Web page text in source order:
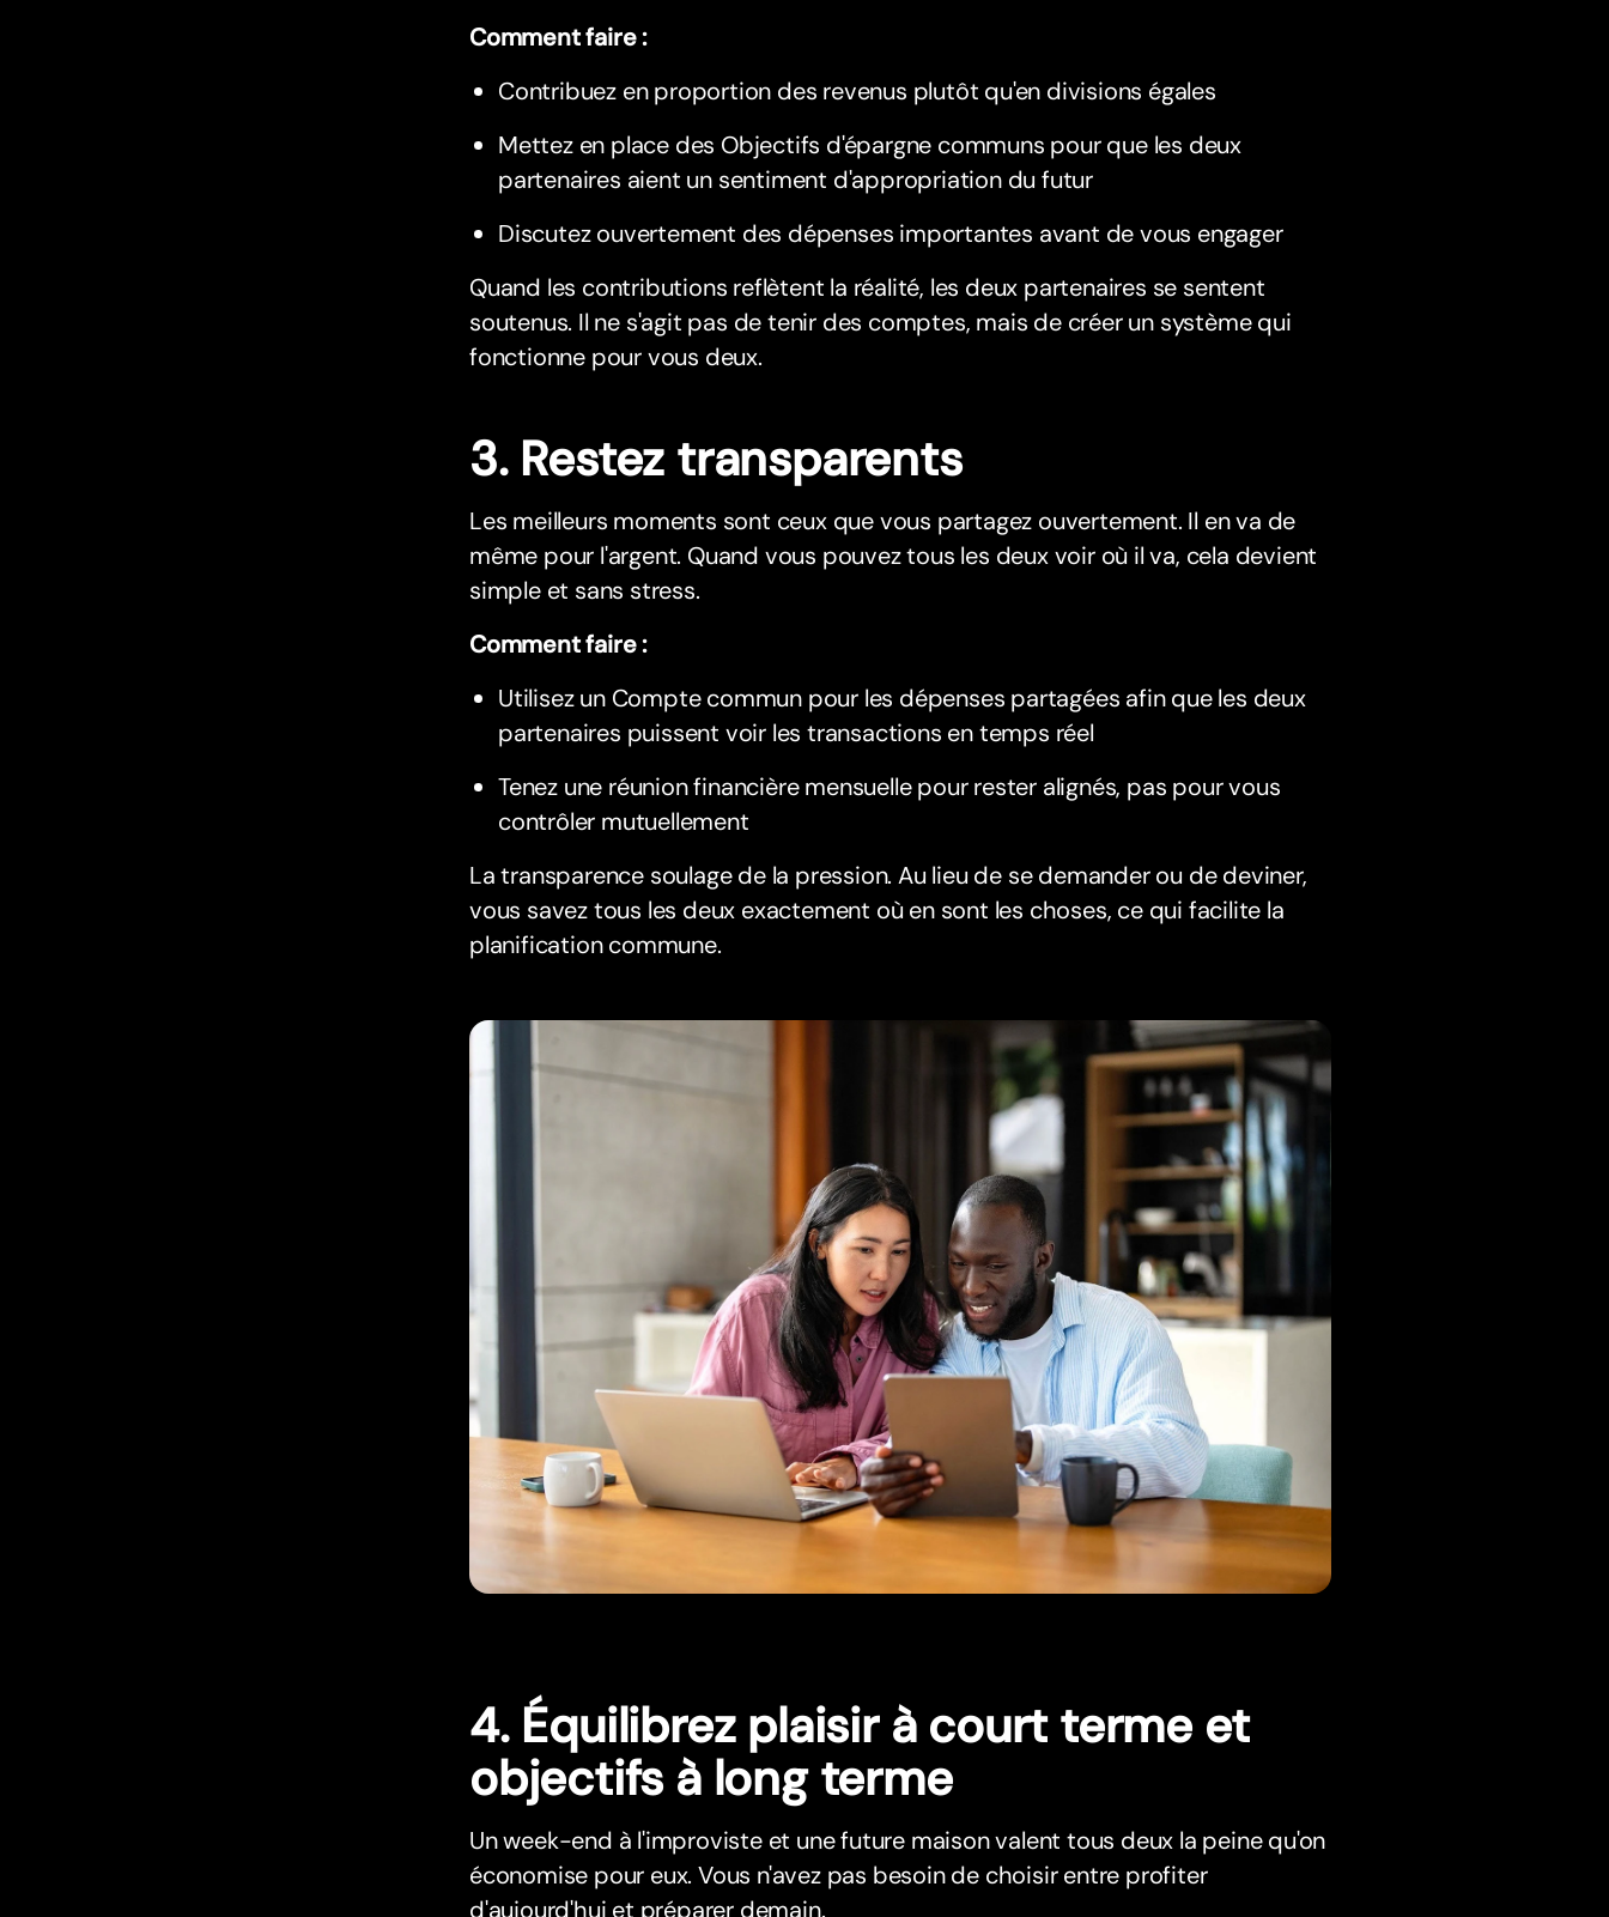
Comment faire :
Contribuez en proportion des revenus plutôt qu'en divisions égales
Mettez en place des Objectifs d'épargne communs pour que les deux
partenaires aient un sentiment d'appropriation du futur
Discutez ouvertement des dépenses importantes avant de vous engager
Quand les contributions reflètent la réalité, les deux partenaires se sentent
soutenus. Il ne s'agit pas de tenir des comptes, mais de créer un système qui
fonctionne pour vous deux.
3. Restez transparents
Les meilleurs moments sont ceux que vous partagez ouvertement. Il en va de
même pour l'argent. Quand vous pouvez tous les deux voir où il va, cela devient
simple et sans stress.
Comment faire :
Utilisez un Compte commun pour les dépenses partagées afin que les deux
partenaires puissent voir les transactions en temps réel
Tenez une réunion financière mensuelle pour rester alignés, pas pour vous
contrôler mutuellement
La transparence soulage de la pression. Au lieu de se demander ou de deviner,
vous savez tous les deux exactement où en sont les choses, ce qui facilite la
planification commune.
4. Équilibrez plaisir à court terme et
objectifs à long terme
Un week-end à l'improviste et une future maison valent tous deux la peine qu'on
économise pour eux. Vous n'avez pas besoin de choisir entre profiter
d'aujourd'hui et préparer demain.